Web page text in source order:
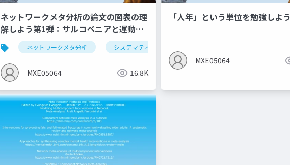
ネットワークメタ分析の論文の図表の理
解しよう第1弾：サルコペニアと運動の
NMA
ネットワークメタ分析 システマティックレビュー
MXE05064 16.8K
「人年」という単位を勉強しよう
MXE05064